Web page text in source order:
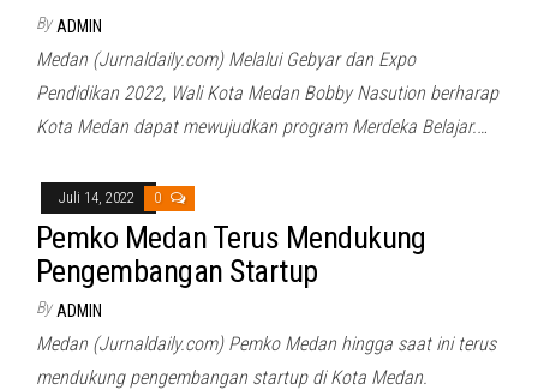
By ADMIN
Medan (Jurnaldaily.com) Melalui Gebyar dan Expo
Pendidikan 2022, Wali Kota Medan Bobby Nasution berharap
Kota Medan dapat mewujudkan program Merdeka Belajar.…
Juli 14, 2022 0
Pemko Medan Terus Mendukung
Pengembangan Startup
By ADMIN
Medan (Jurnaldaily.com) Pemko Medan hingga saat ini terus
mendukung pengembangan startup di Kota Medan.